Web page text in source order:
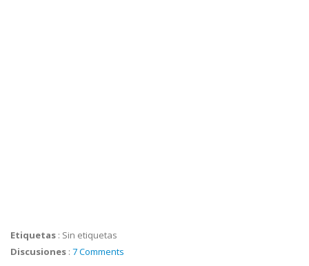
Etiquetas : Sin etiquetas
Discusiones : 7 Comments